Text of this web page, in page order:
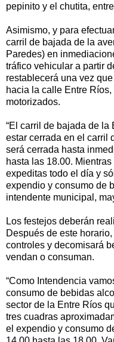
pepinito y el chutita,
Asimismo, y para
carril de bajada de la
Paredes) en
tráfico vehicular a partir
restablecerá una vez
hacia la calle Entre
motorizados.
“El carril de bajada de la
estar cerrada en el carril
será cerrada hasta
hasta las 18.00.
expeditas todo el día y
expendio y consumo de
intendente municipal,
Los festejos deberán
Después de este
controles y decomisará
vendan o consuman.
“Como Intendencia
consumo de bebidas
sector de la Entre Ríos
tres cuadras
el expendio y consumo